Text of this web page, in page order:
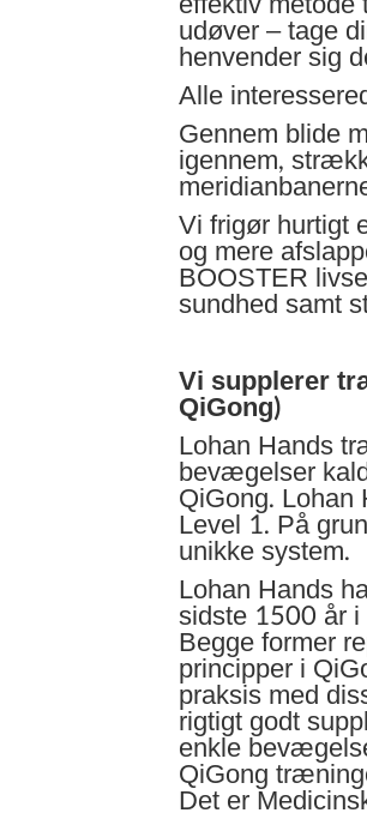
udøver – tage
henvender sig
Alle
Gennem blide
igennem,
Vi frigør hurtigt
og mere
BOOSTER
sundhed samt
Vi supplerer
QiGong)
Lohan Hands
bevægelser
QiGong.
Level 1. På
unikke system.
Lohan Hands
sidste 1500 år
Begge former
principper i
praksis med
rigtigt godt
enkle
QiGong
Det er